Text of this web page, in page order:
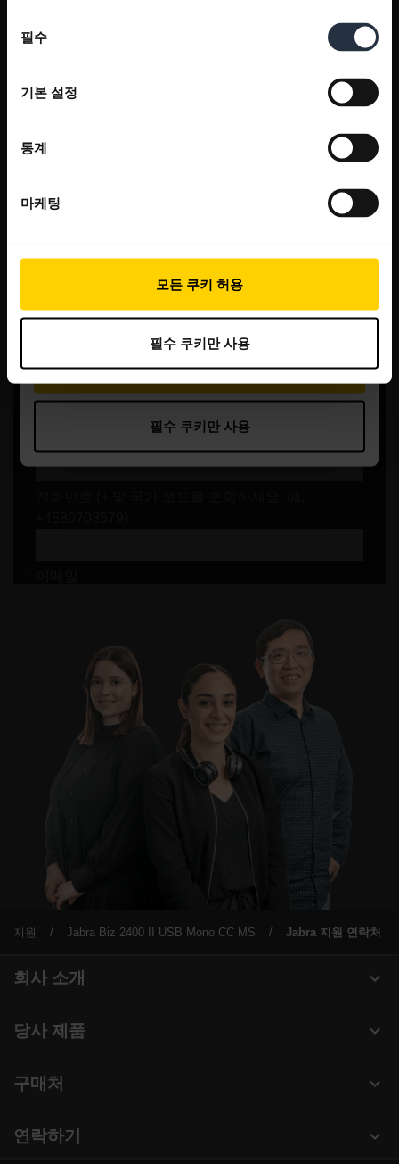
필수
기본 설정
통계
마케팅
모든 쿠키 허용
필수 쿠키만 사용
지원 Jabra Biz 2400 II USB Mono CC MS Jabra 지원 연락처
expand_more
회사 소개
의 지속 가능성
새 소식 및 보도자료
expand_more
당사 제품
회의실 카메라
expand_more
구매처
expand_more
연락하기